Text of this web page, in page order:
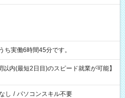
表記のうち実働6時間45分です。
内(最短2日目)のスピード就業が可能】
し / パソコンスキル不要